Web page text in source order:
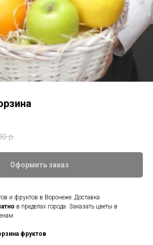
р.
Оформить заказ
и фруктов в Воронеже. Доставка
в пределах города. Заказать цветы в
фруктов